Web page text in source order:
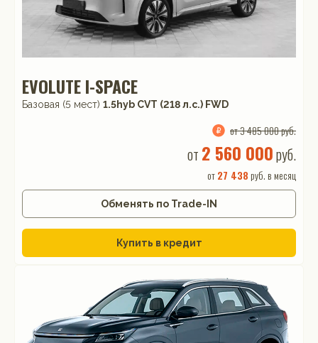
EVOLUTE I-SPACE
Базовая (5 мест) 1.5hyb CVT (218 л.с.) FWD
от 3 485 000 руб.
от 2 560 000руб.
от27 438 руб. в месяц
Обменять по Trade-IN
Купить в кредит